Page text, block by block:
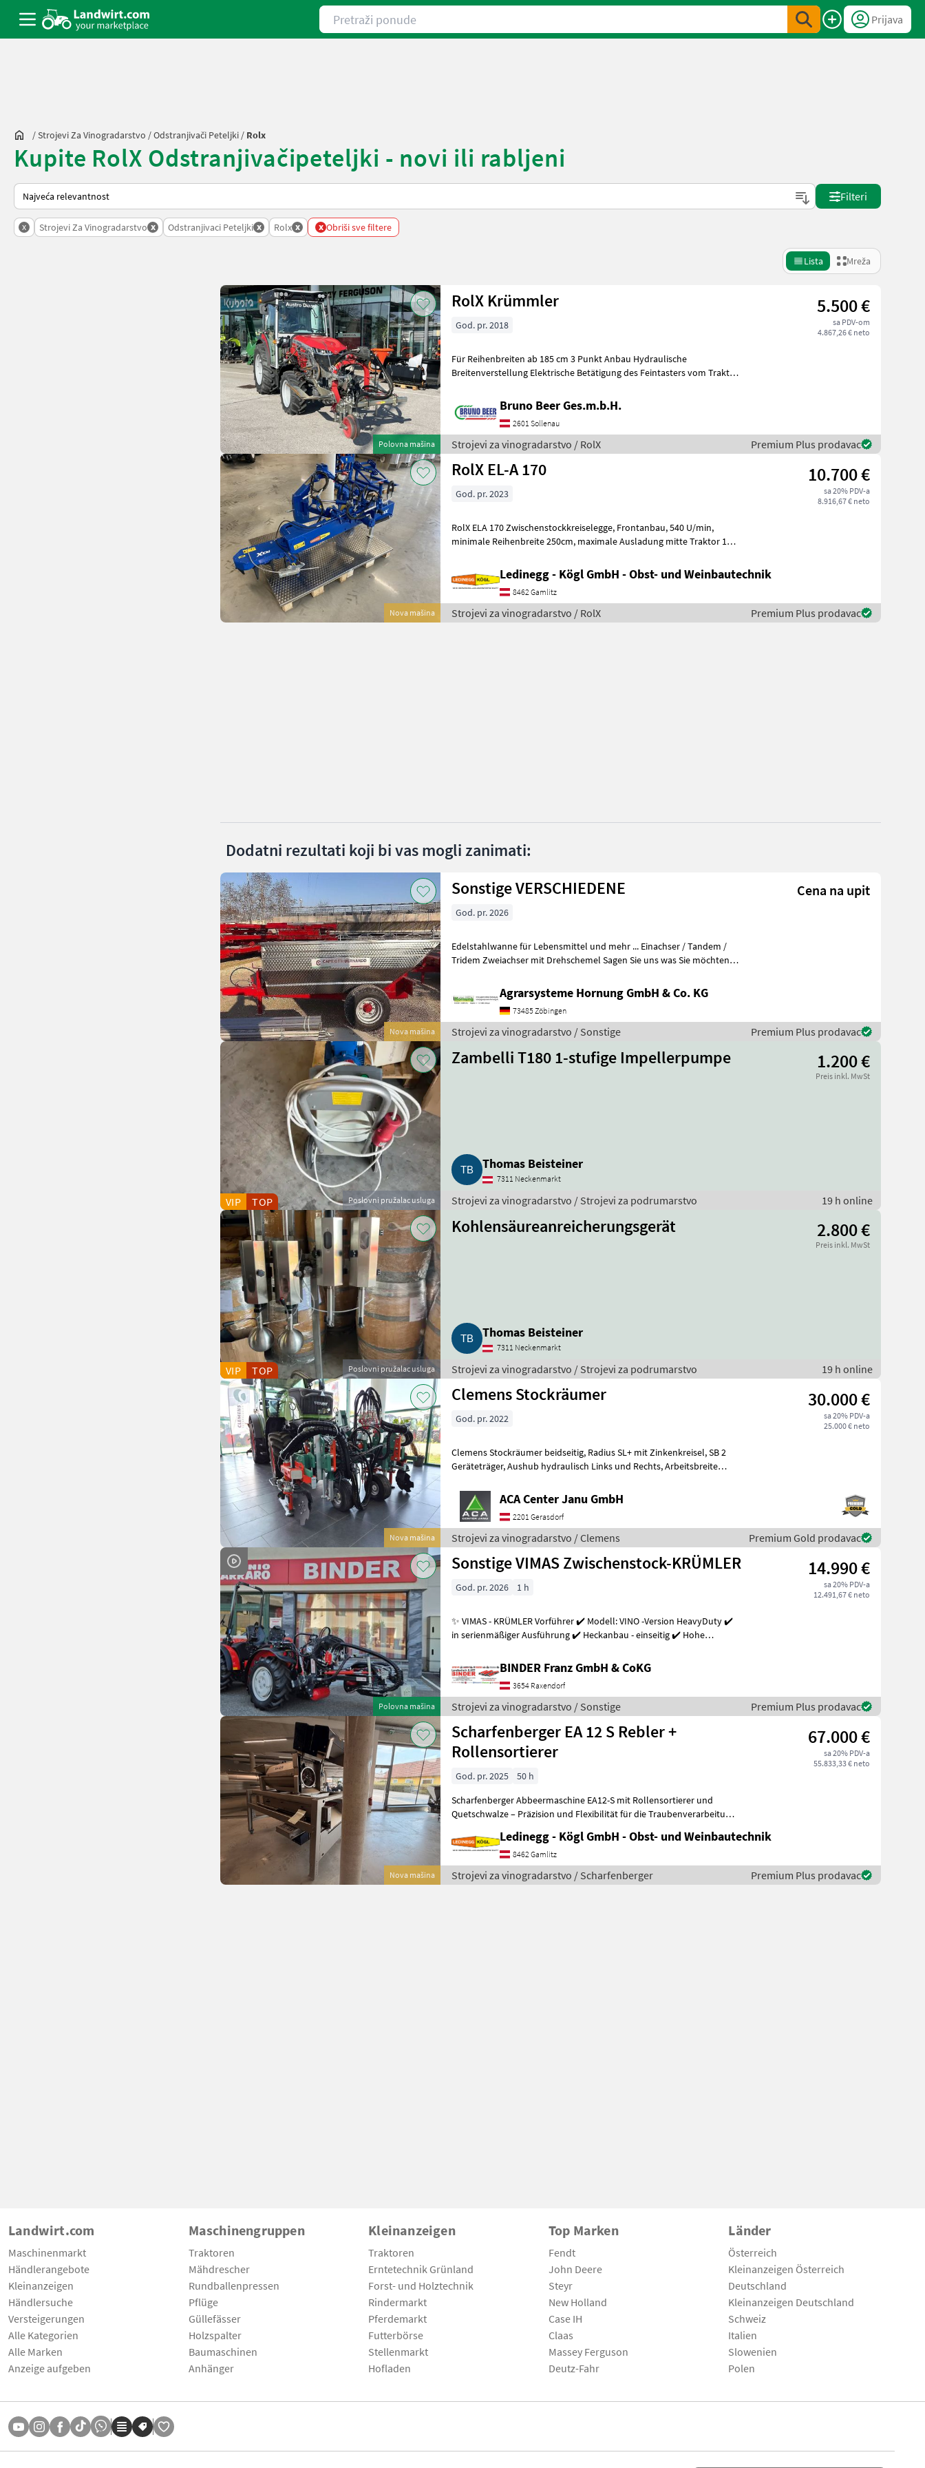
Pretraži ponude
Prijava
/Strojevi Za Vinogradarstvo /Odstranjivači Peteljki / Rolx
Kupite RolX Odstranjivačipeteljki - novi ili rabljeni
Način na koji sortira Landwirt.com
Filteri
x Strojevi Za Vinogradarstvo x Odstranjivaci Peteljki x Rolx x x Obriši sve filtere
Lista Mreža
Polovna mašina
RolX Krümmler 5.500 €
sa PDV-om
4.867,26 € neto
God. pr. 2018
Für Reihenbreiten ab 185 cm 3 Punkt Anbau Hydraulische
Breitenverstellung Elektrische Betätigung des Feintasters vom Traktor
Bruno Beer Ges.m.b.H.
2601 Sollenau
Strojevi za vinogradarstvo / RolX Premium Plus prodavac
Nova mašina
RolX EL-A 170 10.700 €
sa 20% PDV-a
8.916,67 € neto
God. pr. 2023
RolX ELA 170 Zwischenstockkreiselegge, Frontanbau, 540 U/min,
minimale Reihenbreite 250cm, maximale Ausladung mitte Traktor 170
Ledinegg - Kögl GmbH - Obst- und Weinbautechnik
8462 Gamlitz
Strojevi za vinogradarstvo / RolX Premium Plus prodavac
Dodatni rezultati koji bi vas mogli zanimati:
Nova mašina
Sonstige VERSCHIEDENE Cena na upit
God. pr. 2026
Edelstahlwanne für Lebensmittel und mehr ... Einachser / Tandem /
Tridem Zweiachser mit Drehschemel Sagen Sie uns was Sie möchten
Agrarsysteme Hornung GmbH & Co. KG
73485 Zöbingen
Strojevi za vinogradarstvo / Sonstige Premium Plus prodavac
Poslovni pružalac usluga
VIP TOP
Zambelli T180 1-stufige Impellerpumpe 1.200 €
Preis inkl. MwSt
Thomas Beisteiner
7311 Neckenmarkt
Strojevi za vinogradarstvo / Strojevi za podrumarstvo 19 h online
Poslovni pružalac usluga
VIP TOP
Kohlensäureanreicherungsgerät 2.800 €
Preis inkl. MwSt
Thomas Beisteiner
7311 Neckenmarkt
Strojevi za vinogradarstvo / Strojevi za podrumarstvo 19 h online
Nova mašina
Clemens Stockräumer 30.000 €
sa 20% PDV-a
25.000 € neto
God. pr. 2022
Clemens Stockräumer beidseitig, Radius SL+ mit Zinkenkreisel, SB 2
Geräteträger, Aushub hydraulisch Links und Rechts, Arbeitsbreite
ACA Center Janu GmbH
2201 Gerasdorf
Strojevi za vinogradarstvo / Clemens Premium Gold prodavac
Polovna mašina
Sonstige VIMAS Zwischenstock-KRÜMLER 14.990 €
sa 20% PDV-a
12.491,67 € neto
God. pr. 2026 1 h
✨ VIMAS - KRÜMLER Vorführer ✔️ Modell: VINO -Version HeavyDuty ✔️
in serienmäßiger Ausführung ✔️ Heckanbau - einseitig ✔️ Hohe
BINDER Franz GmbH & CoKG
3654 Raxendorf
Strojevi za vinogradarstvo / Sonstige Premium Plus prodavac
Nova mašina
Scharfenberger EA 12 S Rebler +
Rollensortierer
67.000 €
sa 20% PDV-a
55.833,33 € neto
God. pr. 2025
50 h
Scharfenberger Abbeermaschine EA12-S mit Rollensortierer und
Quetschwalze – Präzision und Flexibilität für die Traubenverarbeitung
Ledinegg - Kögl GmbH - Obst- und Weinbautechnik
8462 Gamlitz
Strojevi za vinogradarstvo / Scharfenberger Premium Plus prodavac
Landwirt.com
Maschinenmarkt
Händlerangebote
Kleinanzeigen
Händlersuche
Versteigerungen
Alle Kategorien
Alle Marken
Anzeige aufgeben
Maschinengruppen
Traktoren
Mähdrescher
Rundballenpressen
Pflüge
Güllefässer
Holzspalter
Baumaschinen
Anhänger
Kleinanzeigen
Traktoren
Erntetechnik Grünland
Forst- und Holztechnik
Rindermarkt
Pferdemarkt
Futterbörse
Stellenmarkt
Hofladen
Top Marken
Fendt
John Deere
Steyr
New Holland
Case IH
Claas
Massey Ferguson
Deutz-Fahr
Länder
Österreich
Kleinanzeigen Österreich
Deutschland
Kleinanzeigen Deutschland
Schweiz
Italien
Slowenien
Polen